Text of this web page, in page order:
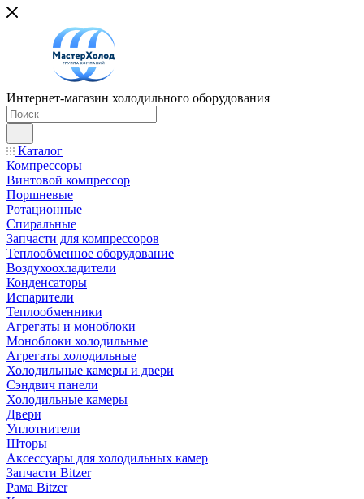
Интернет-магазин холодильного оборудования
Каталог
Компрессоры
Винтовой компрессор
Поршневые
Ротационные
Спиральные
Запчасти для компрессоров
Теплообменное оборудование
Воздухоохладители
Конденсаторы
Испарители
Теплообменники
Агрегаты и моноблоки
Моноблоки холодильные
Агрегаты холодильные
Холодильные камеры и двери
Сэндвич панели
Холодильные камеры
Двери
Уплотнители
Шторы
Аксессуары для холодильных камер
Запчасти Bitzer
Рама Bitzer